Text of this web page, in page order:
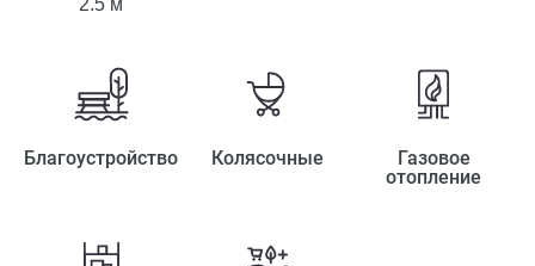
Благоустройство Колясочные
Газовое
отопление